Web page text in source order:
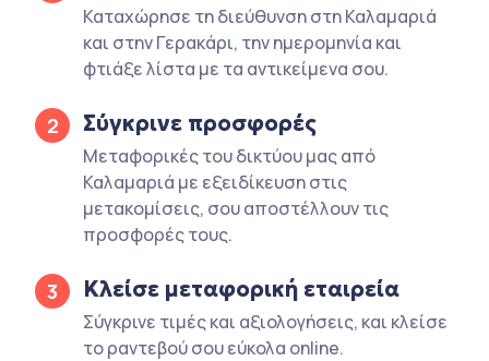
Καταχώρησε τη διεύθυνση στη Καλαμαριά
και στην Γερακάρι, την ημερομηνία και
φτιάξε λίστα με τα αντικείμενα σου.
2 Σύγκρινε προσφορές
Μεταφορικές του δικτύου μας από
Καλαμαριά με εξειδίκευση στις
μετακομίσεις, σου αποστέλλουν τις
προσφορές τους.
3 Κλείσε μεταφορική εταιρεία
Σύγκρινε τιμές και αξιολογήσεις, και κλείσε
το ραντεβού σου εύκολα online.